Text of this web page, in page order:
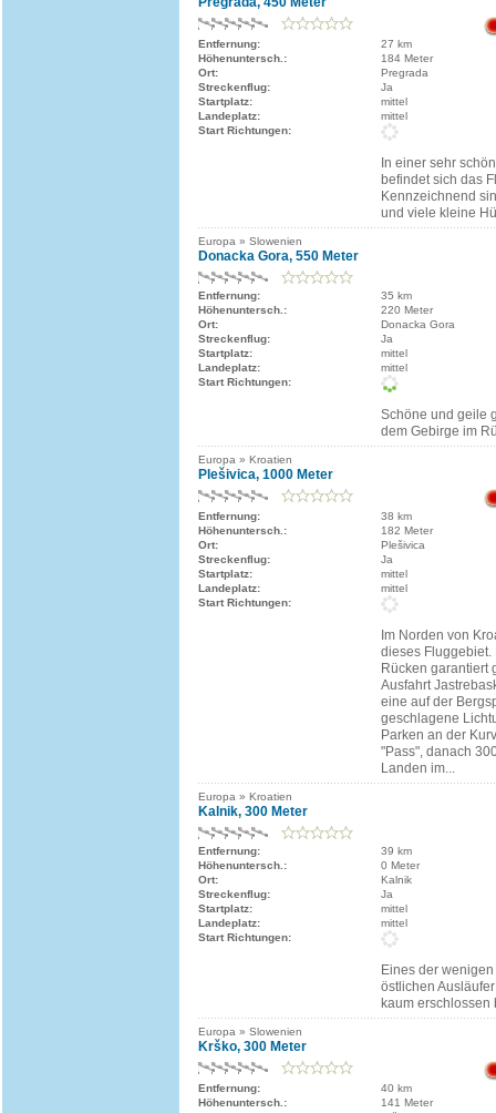
Entfernung:
27 km
Höhenuntersch.:
184 Meter
Ort:
Pregrada
Streckenflug:
Ja
Startplatz:
mittel
Landeplatz:
mittel
Start Richtungen:
In einer sehr
befindet sich das
Kennzeichnend
und viele kleine
Europa » Slowenien
Donacka Gora, 550 Meter
Entfernung:
35 km
Höhenuntersch.:
220 Meter
Ort:
Donacka Gora
Streckenflug:
Ja
Startplatz:
mittel
Landeplatz:
mittel
Start Richtungen:
Schöne und geile
dem Gebirge im
Europa » Kroatien
Plešivica, 1000 Meter
Entfernung:
38 km
Höhenuntersch.:
182 Meter
Ort:
Plešivica
Streckenflug:
Ja
Startplatz:
mittel
Landeplatz:
mittel
Start Richtungen:
Im Norden von
dieses Fluggebiet.
Rücken garantiert
Ausfahrt
eine auf der
geschlagene
Parken an der
"Pass", danach
Landen im...
Europa » Kroatien
Kalnik, 300 Meter
Entfernung:
39 km
Höhenuntersch.:
0 Meter
Ort:
Kalnik
Streckenflug:
Ja
Startplatz:
mittel
Landeplatz:
mittel
Start Richtungen:
Eines der
östlichen
kaum erschlossen
Europa » Slowenien
Krško, 300 Meter
Entfernung:
40 km
Höhenuntersch.:
141 Meter